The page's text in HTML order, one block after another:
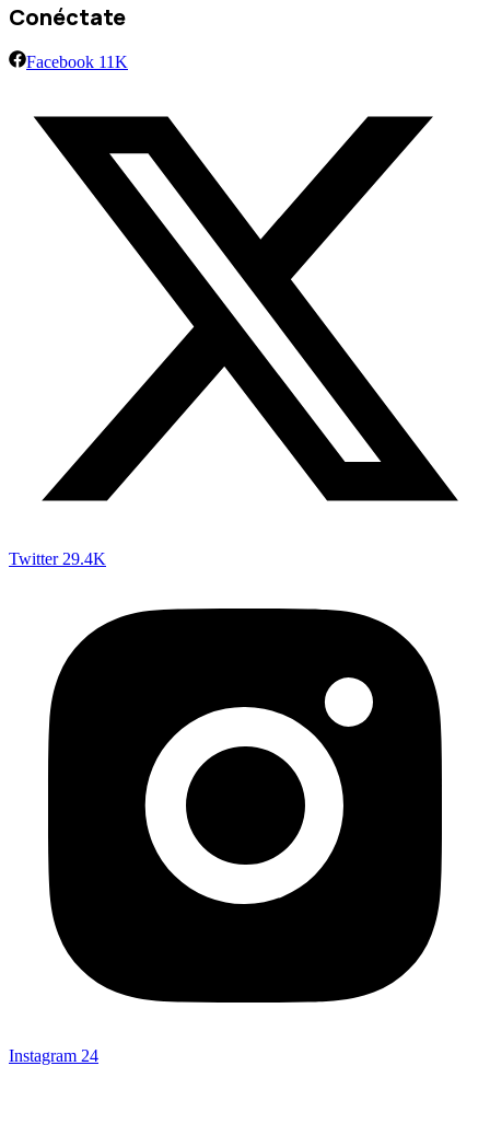
Conéctate
Facebook 11K
Twitter 29.4K
Instagram 24